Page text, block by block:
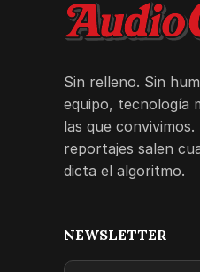
Sin relleno. Sin
equipo, tecnología
las que
reportajes salen
dicta el algoritmo.
NEWSLETTER